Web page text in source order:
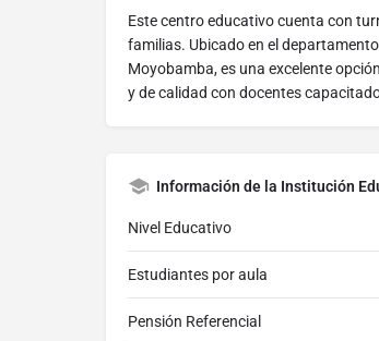
Este centro educativo cuenta con
familias. Ubicado en el
Moyobamba, es una excelente
y de calidad con docentes
Información de la Institución
Nivel Educativo
Estudiantes por aula
Pensión Referencial